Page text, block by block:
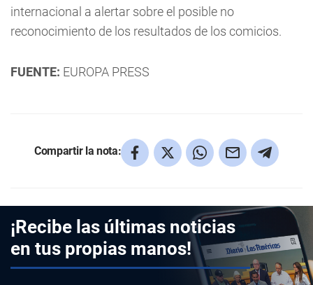
internacional a alertar sobre el posible no
reconocimiento de los resultados de los comicios.
FUENTE: EUROPA PRESS
Compartir la nota:
¡Recibe las últimas noticias
en tus propias manos!